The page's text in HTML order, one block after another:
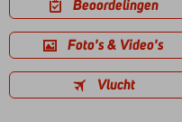
Beoordelingen
Foto's & Video's
Vlucht